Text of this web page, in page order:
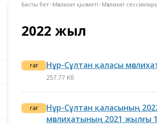
Басты бет Мәслихат қызметі Мәслихат
2022 жыл
rar Нұр-Сұлтан қаласы
257.77 Кб
rar
Нұр-Сұлтан қаласының
мәслихатының 2021 жылғы